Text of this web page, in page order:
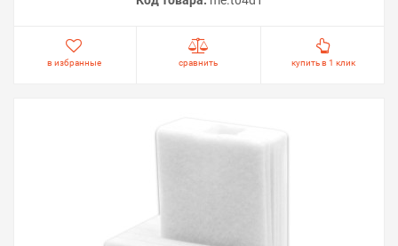
в избранные сравнить купить в 1 клик